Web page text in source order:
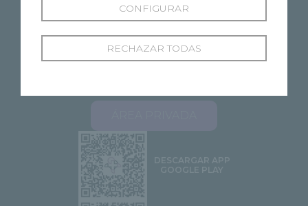
SOBRE RECOLETAS
NUESTROS CENTROS
ESPECIALIDADES
PROFESIONALES
DESCARGAR APP
GOOGLE PLAY
RECHAZAR TODAS
CONFIGURAR